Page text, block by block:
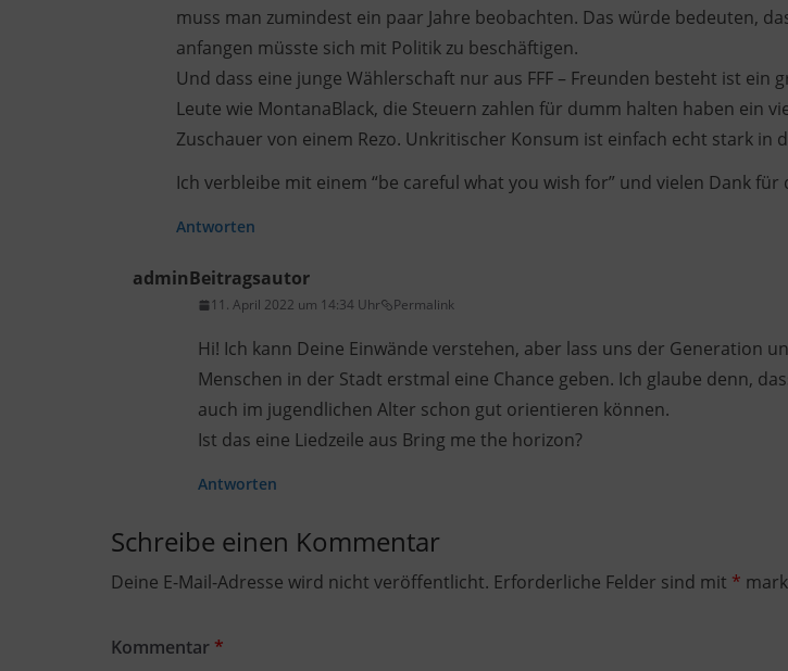
muss man zumindest ein paar Jahre beobachten. Das würde bedeuten,
anfangen müsste sich mit Politik zu beschäftigen.
Und dass eine junge Wählerschaft nur aus FFF – Freunden besteht ist ein
Leute wie MontanaBlack, die Steuern zahlen für dumm halten haben ein
Zuschauer von einem Rezo. Unkritischer Konsum ist einfach echt stark in
Ich verbleibe mit einem “be careful what you wish for” und vielen Dank für
Antworten
adminBeitragsautor
11. April 2022 um 14:34 Uhr Permalink
Hi! Ich kann Deine Einwände verstehen, aber lass uns der Generation
Menschen in der Stadt erstmal eine Chance geben. Ich glaube denn,
auch im jugendlichen Alter schon gut orientieren können.
Ist das eine Liedzeile aus Bring me the horizon?
Antworten
Schreibe einen Kommentar
Deine E-Mail-Adresse wird nicht veröffentlicht. Erforderliche Felder sind mit *
Kommentar *